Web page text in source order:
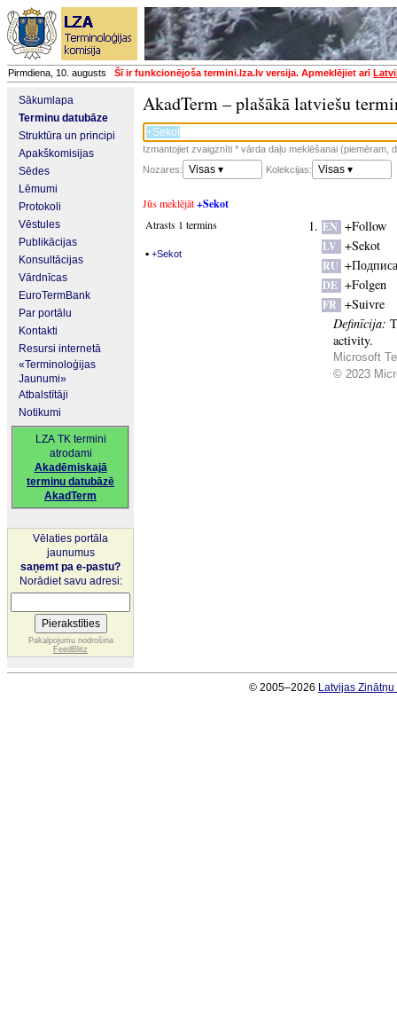
Pirmdiena, 10. augusts Šī ir funkcionējoša termini.lza.lv versija. Apmeklējiet arī
Sākumlapa
Terminu datubāze
Struktūra un principi
Apakškomisijas
Sēdes
Lēmumi
Protokoli
Vēstules
Publikācijas
Konsultācijas
Vārdnīcas
EuroTermBank
Par portālu
Kontakti
Resursi internetā
«Terminoloģijas
Jaunumi»
Atbalstītāji
Notikumi
LZA TK termini
atrodami
Akadēmiskajā
terminu datubāzē
AkadTerm
Vēlaties portāla
jaunumus
saņemt pa e-pastu?
Norādiet savu adresi:
Pakalpojumu nodrošina
FeedBlitz
AkadTerm – plašākā latviešu
Izmantojiet zvaigznīti * vārda daļu meklēšanai (piemēram,
Nozares:
Visas ▾ Kolekcijas: Visas ▾
Jūs meklējāt+Sekot
Atrasts 1 termins
▪ +Sekot
EN +Follow
LV +Sekot
RU
DE +Folgen
FR +Suivre
Definīcija:
activity.
Microsoft
© 2023
© 2005–2026 Latvijas